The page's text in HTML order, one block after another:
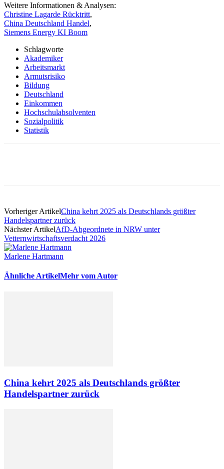
Weitere Informationen & Analysen:
Christine Lagarde Rücktritt,
China Deutschland Handel,
Siemens Energy KI Boom
Schlagworte
Akademiker
Arbeitsmarkt
Armutsrisiko
Bildung
Deutschland
Einkommen
Hochschulabsolventen
Sozialpolitik
Statistik
Vorheriger ArtikelChina kehrt 2025 als Deutschlands größter
Handelspartner zurück
Nächster ArtikelAfD-Abgeordnete in NRW unter
Vetternwirtschaftsverdacht 2026
Marlene Hartmann
Ähnliche ArtikelMehr vom Autor
China kehrt 2025 als Deutschlands größter
Handelspartner zurück